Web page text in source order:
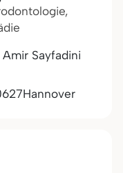
Sayfadini
Hannover